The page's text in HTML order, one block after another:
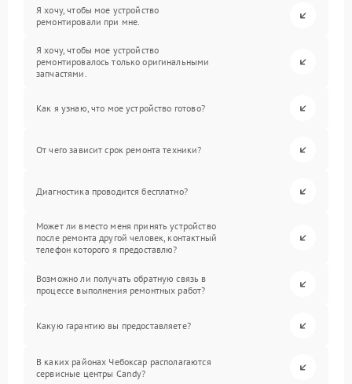
Я хочу, чтобы мое устройство
ремонтировали при мне.
Я хочу, чтобы мое устройство
ремонтировалось только оригинальными
запчастями.
Как я узнаю, что мое устройство готово?
От чего зависит срок ремонта техники?
Диагностика проводится бесплатно?
Может ли вместо меня принять устройство
после ремонта другой человек, контактный
телефон которого я предоставлю?
Возможно ли получать обратную связь в
процессе выполнения ремонтных работ?
Какую гарантию вы предоставляете?
В каких районах Чебоксар располагаются
сервисные центры Candy?